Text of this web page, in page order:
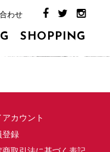
わせ
SHOPPING
アカウント
登録